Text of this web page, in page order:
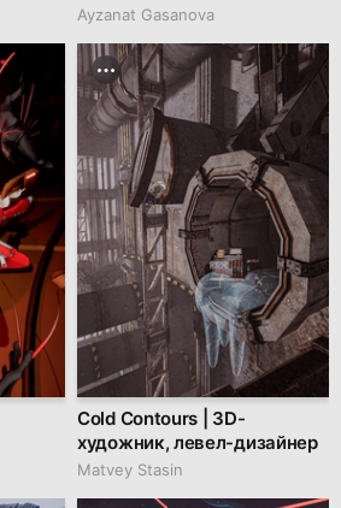
Ayzanat Gasanova
Cold Contours | 3D-
художник, левел-дизайнер
Matvey Stasin